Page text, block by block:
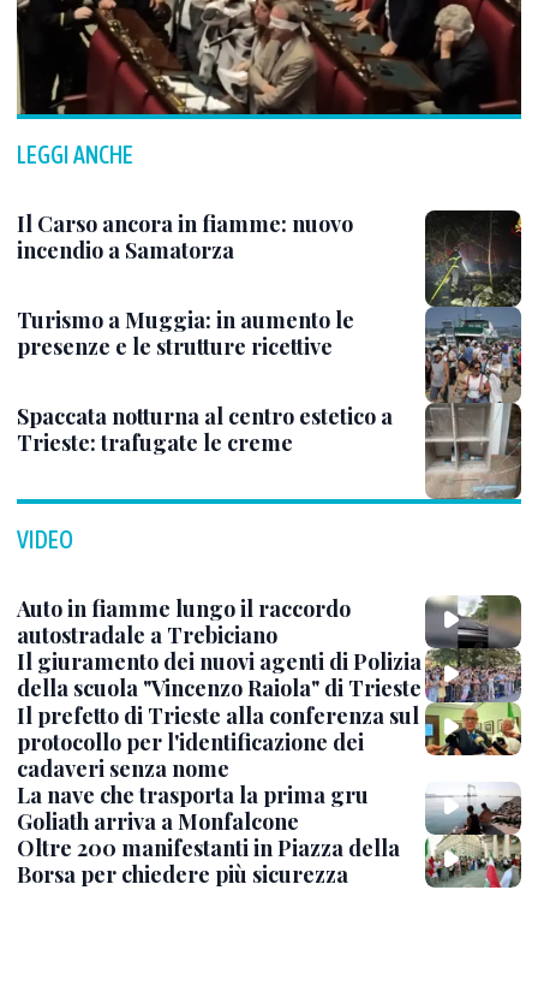
LEGGI ANCHE
Il Carso ancora in fiamme: nuovo
incendio a Samatorza
Turismo a Muggia: in aumento le
presenze e le strutture ricettive
Spaccata notturna al centro estetico a
Trieste: trafugate le creme
VIDEO
Auto in fiamme lungo il raccordo
autostradale a Trebiciano
Il giuramento dei nuovi agenti di Polizia
della scuola "Vincenzo Raiola" di Trieste
Il prefetto di Trieste alla conferenza sul
protocollo per l'identificazione dei
cadaveri senza nome
La nave che trasporta la prima gru
Goliath arriva a Monfalcone
Oltre 200 manifestanti in Piazza della
Borsa per chiedere più sicurezza